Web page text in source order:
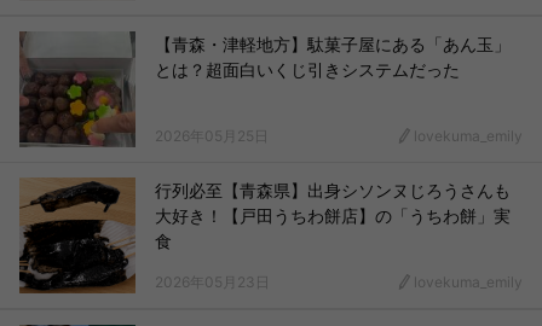
【青森・津軽地方】駄菓子屋にある「あん玉」
とは？超面白いくじ引きシステムだった
2026年05月25日 lovekuma_emily
行列必至【青森県】出身シソンヌじろうさんも
大好き！【戸田うちわ餅店】の「うちわ餅」実
食
2026年05月23日 lovekuma_emily